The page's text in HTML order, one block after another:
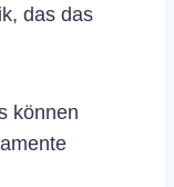
das das
können